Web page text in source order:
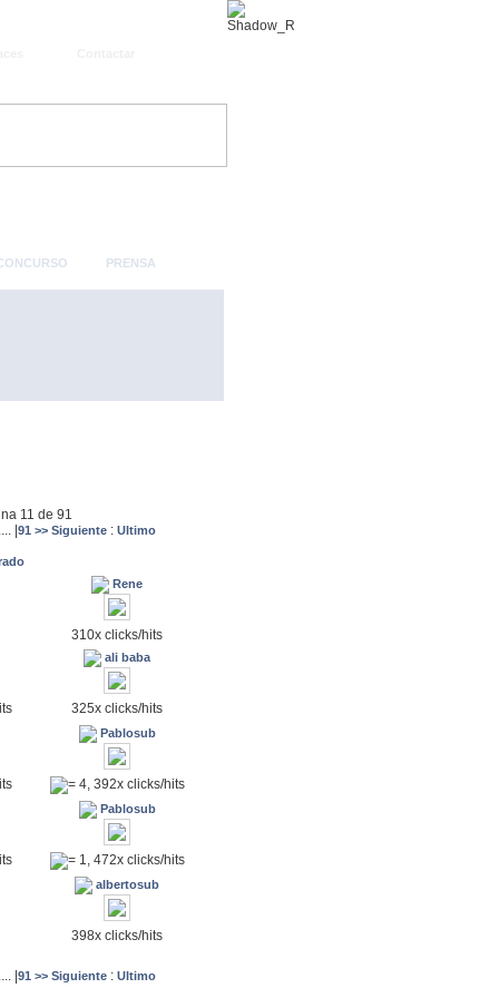
PRENSA
11 de 91
|91 >> Siguiente : Ultimo
Rene
310x clicks/hits
ali baba
325x clicks/hits
Pablosub
= 4, 392x clicks/hits
Pablosub
= 1, 472x clicks/hits
albertosub
398x clicks/hits
91 >> Siguiente : Ultimo